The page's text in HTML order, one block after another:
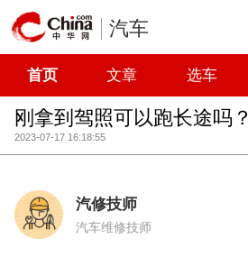
汽车
首页 文章 选车
刚拿到驾照可以跑长途吗？
2023-07-17 16:18:55
汽修技师
汽车维修技师